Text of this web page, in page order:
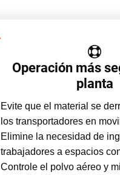
Operación más
planta
Evite que el material se
los transportadores en
Elimine la necesidad de
trabajadores a espacios
Controle el polvo aéreo y